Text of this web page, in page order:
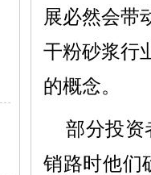
展必然会带
干粉砂浆行
的概念。
部分投资
销路时他们